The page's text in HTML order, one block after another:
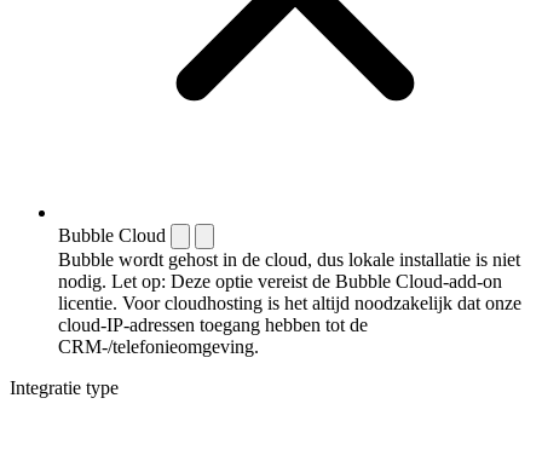
Bubble Cloud
Bubble wordt gehost in de cloud, dus lokale installatie is niet
nodig. Let op: Deze optie vereist de Bubble Cloud-add-on
licentie. Voor cloudhosting is het altijd noodzakelijk dat onze
cloud-IP-adressen toegang hebben tot de
CRM-/telefonieomgeving.
Integratie type